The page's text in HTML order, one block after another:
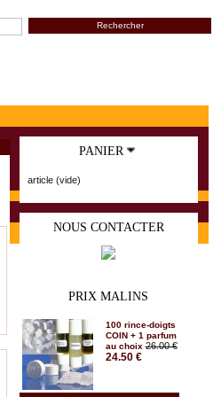
PANIER
article (vide)
NOUS CONTACTER
PRIX MALINS
100 rince-doigts
COIN + 1 parfum
au choix 26.00 €
24.50 €